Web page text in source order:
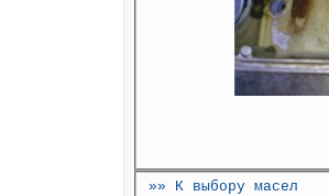
»» К выбору масел